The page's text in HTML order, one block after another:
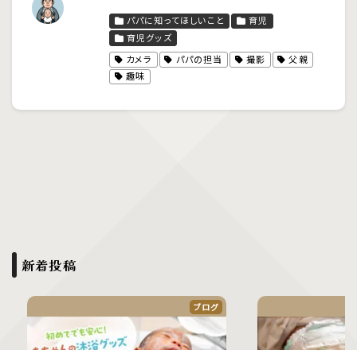
パパに知ってほしいこと
育児
育児グッズ
カメラ
パパの担当 撮影
父親
趣味
新着投稿
ブログ